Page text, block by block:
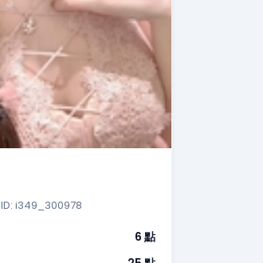
ID: i349_300978
6 點